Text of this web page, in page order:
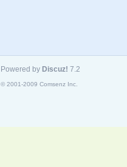
Powered by Discuz! 7.2
© 2001-2009 Comsenz Inc.